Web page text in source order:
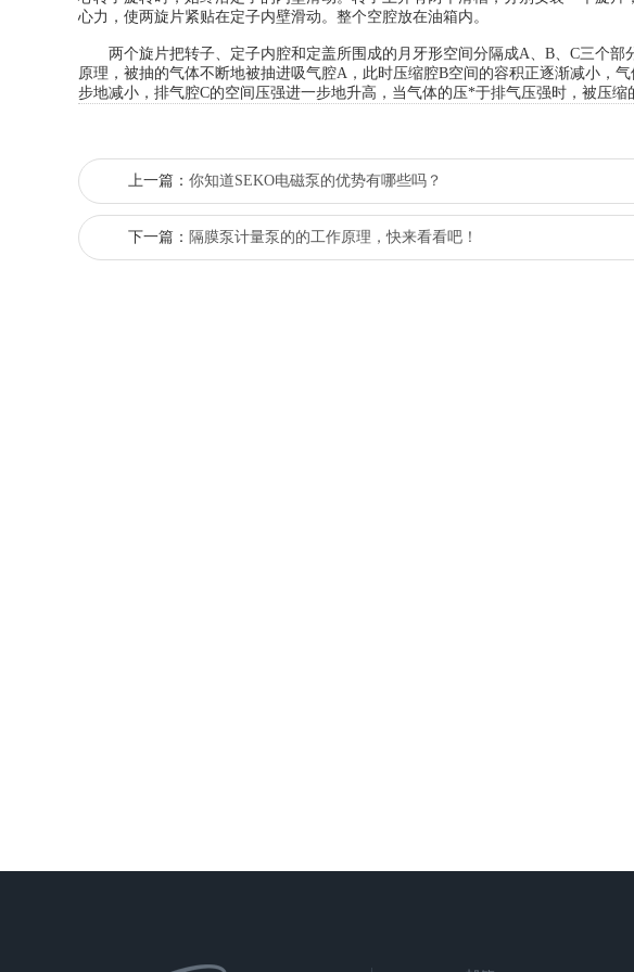
心力，使两旋片紧贴在定子内壁滑动。整个空腔放在油箱内。
两个旋片把转子、定子内腔和定盖所围成的月牙形空间分隔成A、B、C三个部
原理，被抽的气体不断地被抽进吸气腔A，此时压缩腔B空间的容积正逐渐减小，
步地减小，排气腔C的空间压强进一步地升高，当气体的压*于排气压强时，被压缩
上一篇： 你知道SEKO电磁泵的优势有哪些吗？
下一篇： 隔膜泵计量泵的的工作原理，快来看看吧！